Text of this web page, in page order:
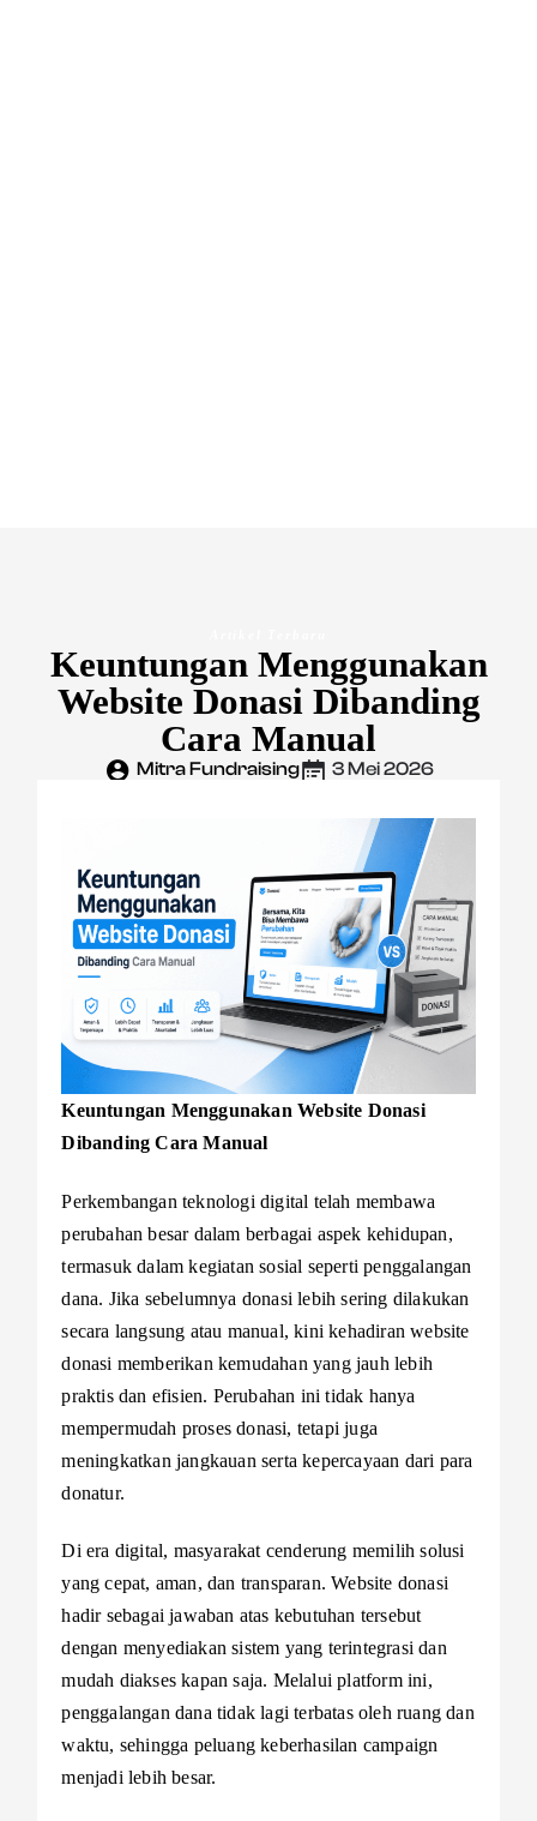
Keuntungan Menggunakan
Website Donasi Dibanding
Cara Manual
Mitra Fundraising 3 Mei 2026
Keuntungan Menggunakan Website Donasi
Dibanding Cara Manual
Perkembangan teknologi digital telah membawa
perubahan besar dalam berbagai aspek kehidupan,
termasuk dalam kegiatan sosial seperti penggalangan
dana. Jika sebelumnya donasi lebih sering dilakukan
secara langsung atau manual, kini kehadiran website
donasi memberikan kemudahan yang jauh lebih
praktis dan efisien. Perubahan ini tidak hanya
mempermudah proses donasi, tetapi juga
meningkatkan jangkauan serta kepercayaan dari para
donatur.
Di era digital, masyarakat cenderung memilih solusi
yang cepat, aman, dan transparan. Website donasi
hadir sebagai jawaban atas kebutuhan tersebut
dengan menyediakan sistem yang terintegrasi dan
mudah diakses kapan saja. Melalui platform ini,
penggalangan dana tidak lagi terbatas oleh ruang dan
waktu, sehingga peluang keberhasilan campaign
menjadi lebih besar.